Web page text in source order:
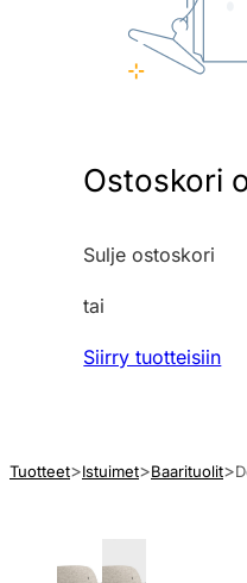
Ostoskori
Sulje ostoskori
tai
Siirry tuotteisiin
Tuotteet Istuimet Baarituolit